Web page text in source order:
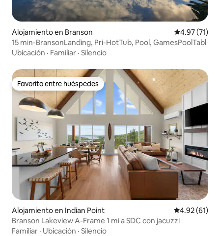
Alojamiento en Branson Calificación
4.97 (71)
15 min-BransonLanding, Pri-HotTub, Pool, GamesPoolTabl
Ubicación · Familiar · Silencio
Favorito entre huéspedes
Favorito entre huéspedes
Alojamiento en Indian Point Calificación
4.92 (61)
Branson Lakeview A-Frame 1 mi a SDC con jacuzzi
Familiar · Ubicación · Silencio